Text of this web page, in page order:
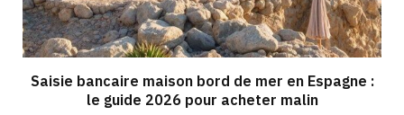
Saisie bancaire maison bord de mer en Espagne :
le guide 2026 pour acheter malin